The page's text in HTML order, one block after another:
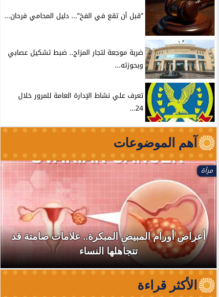
”قبل أن تقع في الفخ”... دليل المحامي فرحان...
ضربة موجعة لتجار المزاج.. ضبط تشكيل عصابي
وبحوزته...
تعرف علي نشاط الإدارة العامة للمرور خلال
24...
آهم الموضوعات
مرأة
أعراض أورام المبيض المبكرة.. علامات صامتة قد
تتجاهلها النساء
الأكثر قراءة